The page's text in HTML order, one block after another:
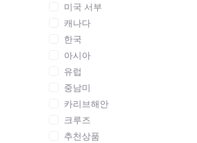
미국 서부
캐나다
한국
아시아
유럽
중남미
카리브해안
크루즈
추천상품